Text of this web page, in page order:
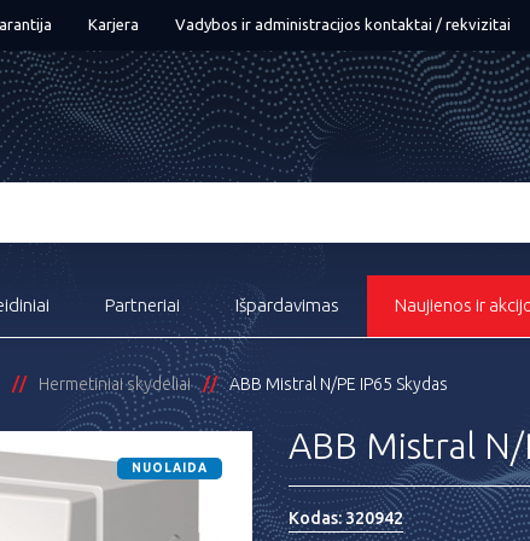
Karjera Vadybos ir administracijos kontaktai / rekvizitai
Partneriai Išpardavimas Naujienos ir
Hermetiniai skydeliai ABB Mistral N/PE IP65 Skydas
NUOLAIDA
ABB Mistral N/
Kodas:320942